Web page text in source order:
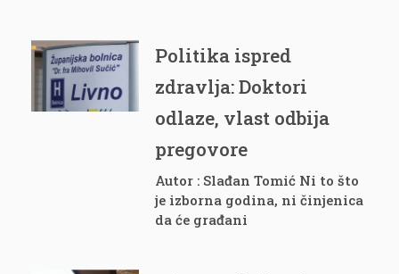
Politika ispred
zdravlja: Doktori
odlaze, vlast odbija
pregovore
Autor : Slađan Tomić Ni to što
je izborna godina, ni činjenica
da će građani